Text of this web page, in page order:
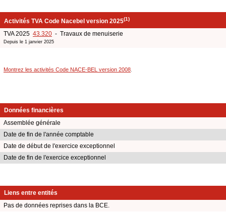
Activités TVA Code Nacebel version 2025(1)
TVA 2025 43.320 - Travaux de menuiserie
Depuis le 1 janvier 2025
Montrez les activités Code NACE-BEL version 2008
Données financières
Assemblée générale
Date de fin de l'année comptable
Date de début de l'exercice exceptionnel
Date de fin de l'exercice exceptionnel
Liens entre entités
Pas de données reprises dans la BCE.